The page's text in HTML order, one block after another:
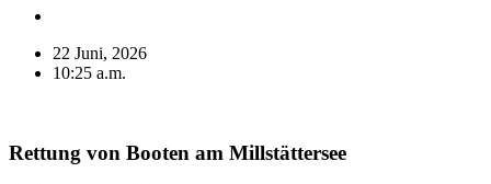
22 Juni, 2026
10:25 a.m.
Rettung von Booten am Millstättersee